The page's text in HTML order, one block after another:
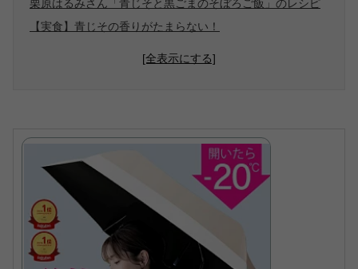
栗原はるみさん「青じそと黒ごまのそぼろご飯」のレシピ
【実食】青じその香りがたまらない！
[全表示にする]